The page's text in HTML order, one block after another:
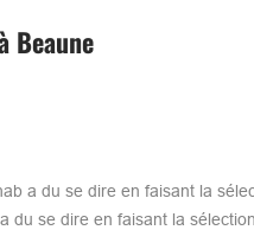
Beaune
a du se dire en faisant la
du se dire en faisant la